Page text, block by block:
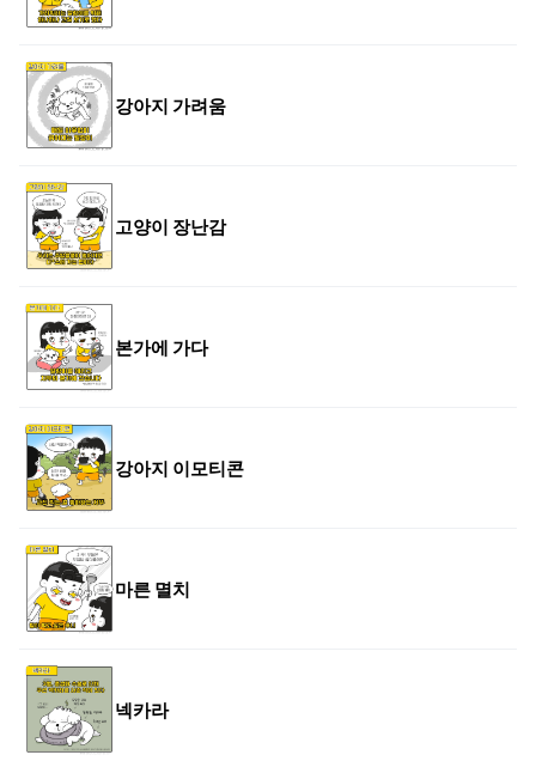
강아지 가려움
고양이 장난감
본가에 가다
강아지 이모티콘
마른 멸치
넥카라